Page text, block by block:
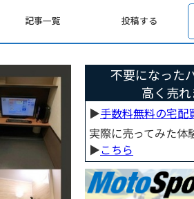
記事一覧 投稿する
不要になった
高く売れ
▶︎手数料無料の宅配
実際に売ってみた体
▶︎こちら